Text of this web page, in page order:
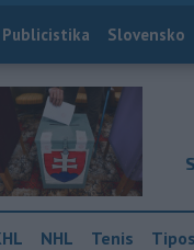
Publicistika Slovensko
NHL Tenis